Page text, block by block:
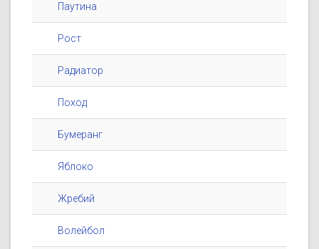
Паутина
Рост
Радиатор
Поход
Бумеранг
Яблоко
Жребий
Волейбол